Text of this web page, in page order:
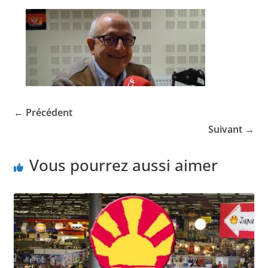
← Précédent
Suivant →
Vous pourrez aussi aimer